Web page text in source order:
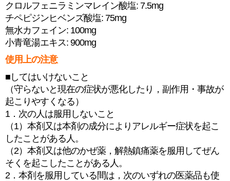
クロルフェニラミンマレイン酸塩: 7.5mg
チペピジンヒベンズ酸塩: 75mg
無水カフェイン: 100mg
小青竜湯エキス: 900mg
使用上の注意
■してはいけないこと
（守らないと現在の症状が悪化したり，副作用・事故が
起こりやすくなる）
1．次の人は服用しないこと
（1）本剤又は本剤の成分によりアレルギー症状を起こ
したことがある人。
（2）本剤又は他のかぜ薬，解熱鎮痛薬を服用してぜん
そくを起こしたことがある人。
2．本剤を服用している間は，次のいずれの医薬品も使